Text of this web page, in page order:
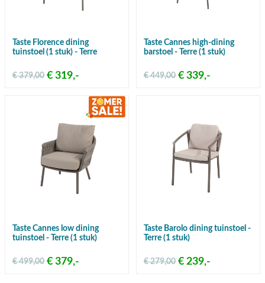
Taste Florence dining
tuinstoel (1 stuk) - Terre
€ 319,-
€ 379,00
Taste Cannes high-dining
barstoel - Terre (1 stuk)
€ 339,-
€ 449,00
Taste Cannes low dining
tuinstoel - Terre (1 stuk)
€ 379,-
€ 499,00
Taste Barolo dining tuinstoel -
Terre (1 stuk)
€ 239,-
€ 279,00